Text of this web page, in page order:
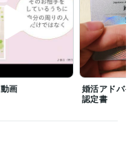
取得年 : 2021年
Ⅲ種) 取得年 : 2021年
取得年 : 2023年
お話の傾聴&助言
画
婚活アドバイ
認定書